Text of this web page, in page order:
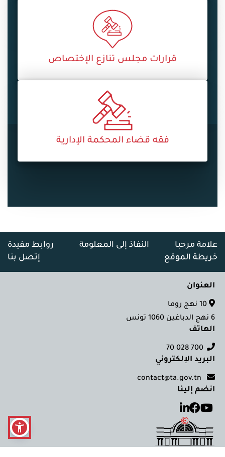
قرارات مجلس تنازع الإختصاص
فقه قضاء المحكمة الإدارية
علامة مرحبا النفاذ إلى المعلومة
روابط مفيدة
خريطة الموقع
إتصل بنا
العنوان
6 نهج الدباغين 1060 تونس
الهاتف
700 028 70
البريد الإلكتروني
انضم إلينا